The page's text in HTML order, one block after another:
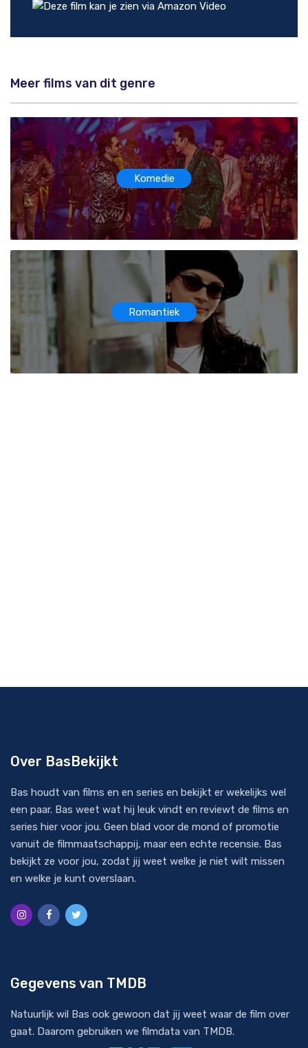
Meer films van dit genre
Komedie
Romantiek
Over BasBekijkt
Bas houdt van films en en series en bekijkt er wekelijks wel
een paar. Bas weet wat hij leuk vindt en reviewt de films en
series hier voor jou. Geen blad voor de mond of promotie
vanuit de filmmaatschappij, maar een echte recensie. Bas
bekijkt ze voor jou, zodat jij weet welke je niet wilt missen
en welke je kunt overslaan.
Gegevens van TMDB
Natuurlijk wil Bas ook gewoon dat jij weet waar de film over
gaat. Daarom gebruiken we filmdata van TMDB.